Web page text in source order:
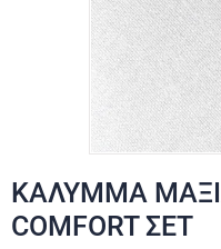
ΚΑΛΥΜΜΑ
COMFORT ΣΕΤ